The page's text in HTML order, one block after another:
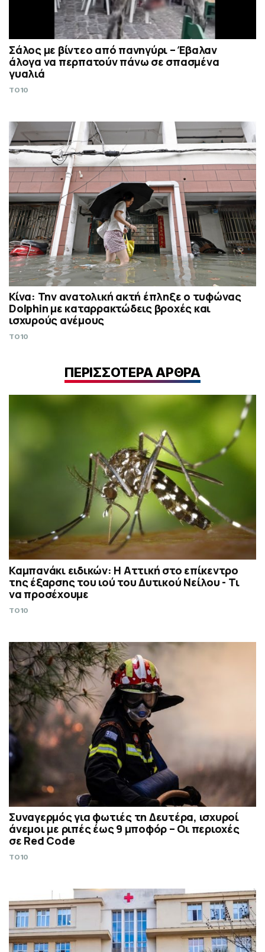
Σάλος με βίντεο από πανηγύρι – Έβαλαν
άλογα να περπατούν πάνω σε σπασμένα
γυαλιά
TO10
Κίνα: Την ανατολική ακτή έπληξε ο τυφώνας
Dolphin με καταρρακτώδεις βροχές και
ισχυρούς ανέμους
TO10
ΠΕΡΙΣΣΟΤΕΡΑ ΑΡΘΡΑ
Καμπανάκι ειδικών: Η Αττική στο επίκεντρο
της έξαρσης του ιού του Δυτικού Νείλου - Τι
να προσέχουμε
TO10
Συναγερμός για φωτιές τη Δευτέρα, ισχυροί
άνεμοι με ριπές έως 9 μποφόρ – Οι περιοχές
σε Red Code
TO10